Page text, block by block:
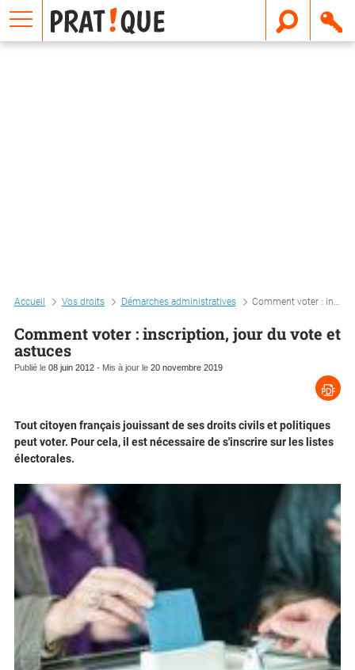
Accueil Vos droits Démarches administratives Comment voter : inscription, jour du vote et astuces
Comment voter : inscription, jour du vote et
astuces
Publié le 08 juin 2012 - Mis à jour le 20 novembre 2019
Tout citoyen français jouissant de ses droits civils et politiques
peut voter. Pour cela, il est nécessaire de s'inscrire sur les listes
électorales.
E
m
a